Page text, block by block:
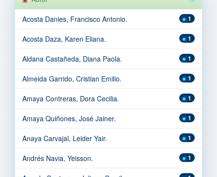
1
Acosta Danies, Francisco Antonio.
1
Acosta Daza, Karen Eliana.
1
Aldana Castañeda, Diana Paola.
1
Almeida Garrido, Cristian Emilio.
1
Amaya Contreras, Dora Cecilia.
1
Amaya Quiñones, José Jainer.
1
Anaya Carvajal, Leider Yair.
1
Andrés Navia, Yeisson.